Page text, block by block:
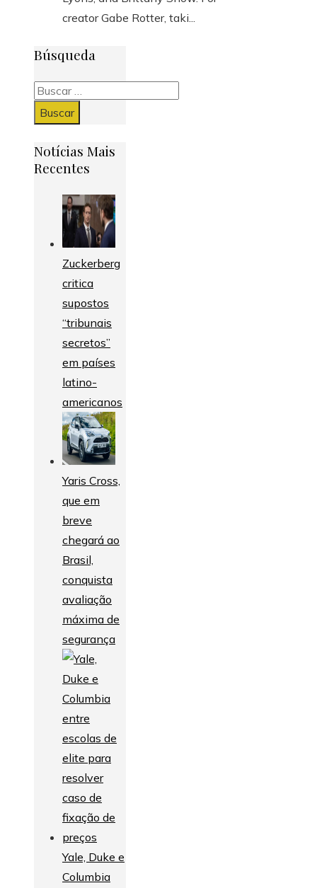
creator Gabe Rotter, taki...
Búsqueda
Buscar:
Notícias Mais
Recentes
Zuckerberg
critica
supostos
“tribunais
secretos”
em países
latino-
americanos
Yaris Cross,
que em
breve
chegará ao
Brasil,
conquista
avaliação
máxima de
segurança
Yale, Duke e
Columbia